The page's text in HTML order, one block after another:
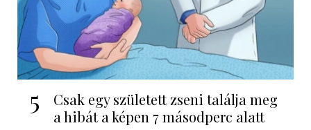
5
Csak egy született zseni találja meg
a hibát a képen 7 másodperc alatt